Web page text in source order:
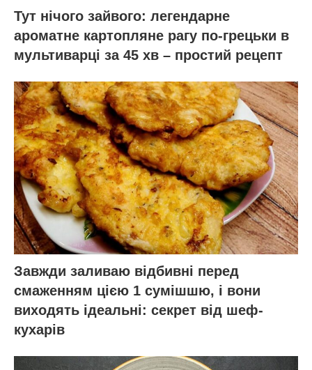
Тут нічого зайвого: легендарне
ароматне картопляне рагу по-грецьки в
мультиварці за 45 хв – простий рецепт
Завжди заливаю відбивні перед
смаженням цією 1 сумішшю, і вони
виходять ідеальні: секрет від шеф-
кухарів